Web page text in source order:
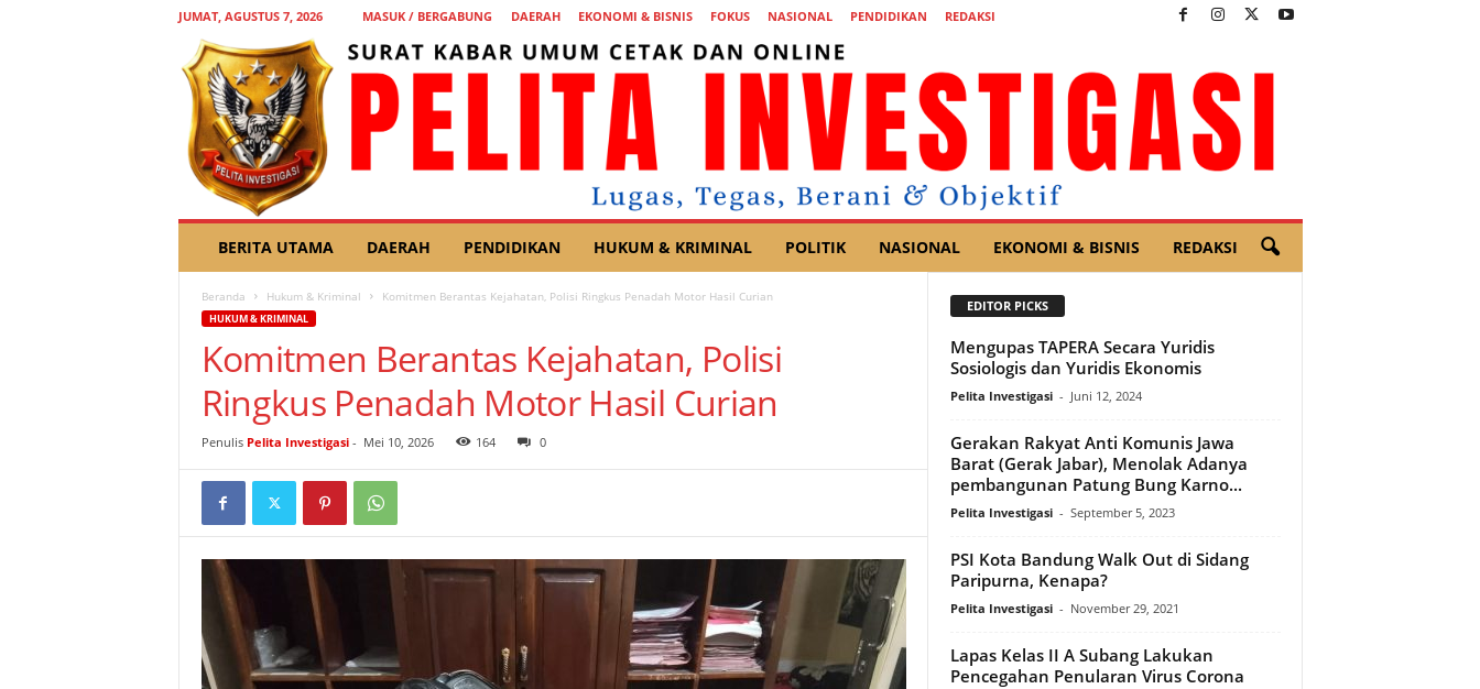
JUMAT, AGUSTUS 7, 2026 MASUK / BERGABUNG DAERAH EKONOMI & BISNIS FOKUS NASIONAL PENDIDIKAN REDAKSI
L
BERITA UTAMA DAERAH PENDIDIKAN HUKUM & KRIMINAL POLITIK NASIONAL EKONOMI & BISNIS REDAKSI
Beranda Hukum & Kriminal Komitmen Berantas Kejahatan, Polisi Ringkus Penadah Motor Hasil Curian
HUKUM & KRIMINAL
Komitmen Berantas Kejahatan, Polisi
Ringkus Penadah Motor Hasil Curian
Penulis Pelita Investigasi- Mei 10, 2026 164 0
EDITOR PICKS
Mengupas TAPERA Secara Yuridis
Sosiologis dan Yuridis Ekonomis
Pelita Investigasi - Juni 12, 2024
Gerakan Rakyat Anti Komunis Jawa
Barat (Gerak Jabar), Menolak Adanya
pembangunan Patung Bung Karno...
Pelita Investigasi - September 5, 2023
PSI Kota Bandung Walk Out di Sidang
Paripurna, Kenapa?
Pelita Investigasi - November 29, 2021
Lapas Kelas II A Subang Lakukan
Pencegahan Penularan Virus Corona